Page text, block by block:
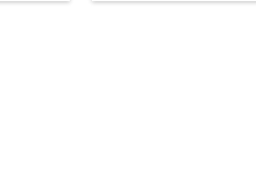
conseillons 2cm en